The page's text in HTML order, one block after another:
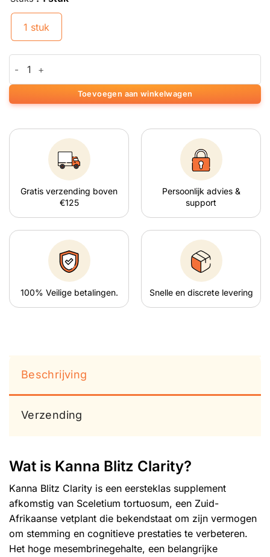
1 stuk
Toevoegen aan winkelwagen
Gratis verzending boven
€125
Persoonlijk advies &
support
100% Veilige betalingen. Snelle en discrete levering
Beschrijving
Verzending
Wat is Kanna Blitz Clarity?
Kanna Blitz Clarity is een eersteklas supplement
afkomstig van Sceletium tortuosum, een Zuid-
Afrikaanse vetplant die bekendstaat om zijn vermogen
om stemming en cognitieve prestaties te verbeteren.
Het hoge mesembrinegehalte, een belangrijke